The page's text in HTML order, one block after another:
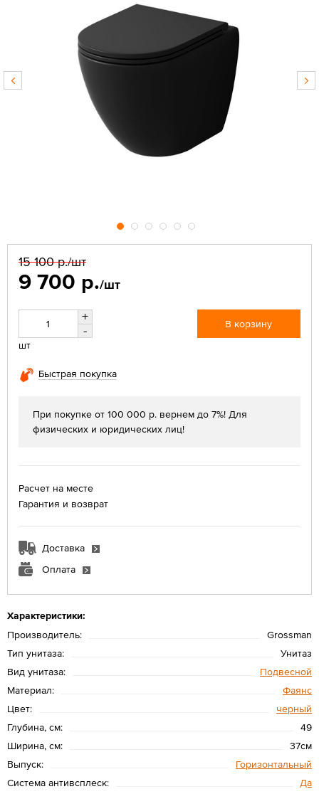
Характеристики:
Производитель:
Grossman
Тип унитаза:
Унитаз
Вид унитаза:
Подвесной
Материал:
Фаянс
Цвет:
черный
Глубина, см:
49
Ширина, см:
37см
Выпуск:
Горизонтальный
Система антивсплеск:
Да
15 100 р./шт
9 700 р./шт
+
-
шт
В корзину
Быстрая покупка
При покупке от 100 000 р. вернем до 7%! Для
физических и юридических лиц!
Расчет на месте
Гарантия и возврат
Доставка
Оплата